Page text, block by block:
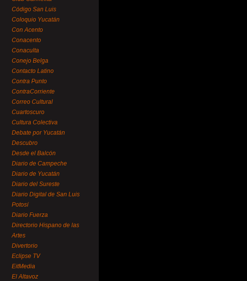
Código San Luis
Coloquio Yucatán
Con Acento
Conacento
Conaculta
Conejo Belga
Contacto Latino
Contra Punto
ContraCorriente
Correo Cultural
Cuartoscuro
Cultura Colectiva
Debate por Yucatán
Descubro
Desde el Balcón
Diario de Campeche
Diario de Yucatán
Diario del Sureste
Diario Digital de San Luis
Potosí
Diario Fuerza
Directorio Hispano de las
Artes
Divertorio
Eclipse TV
EitMedia
El Altavoz